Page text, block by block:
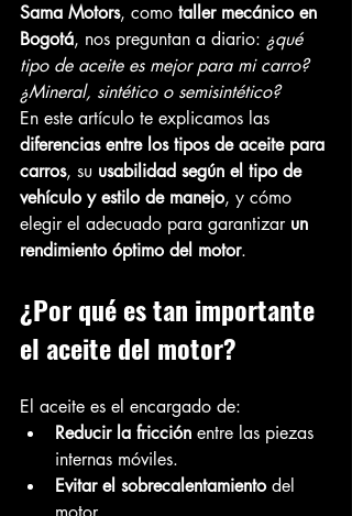
Sama Motors, como taller mecánico en
Bogotá, nos preguntan a diario: ¿qué
tipo de aceite es mejor para mi carro?
¿Mineral, sintético o semisintético?
En este artículo te explicamos las
diferencias entre los tipos de aceite para
carros, su usabilidad según el tipo de
vehículo y estilo de manejo, y cómo
elegir el adecuado para garantizar un
rendimiento óptimo del motor.
¿Por qué es tan importante
el aceite del motor?
El aceite es el encargado de:
Reducir la fricción entre las piezas
internas móviles.
Evitar el sobrecalentamiento del